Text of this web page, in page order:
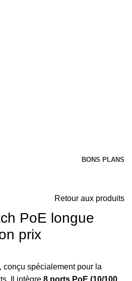
BONS PLANS
Retour aux produits
PoE longue
prix
conçu spécialement pour la
Il intègre 8 ports PoE (10/100